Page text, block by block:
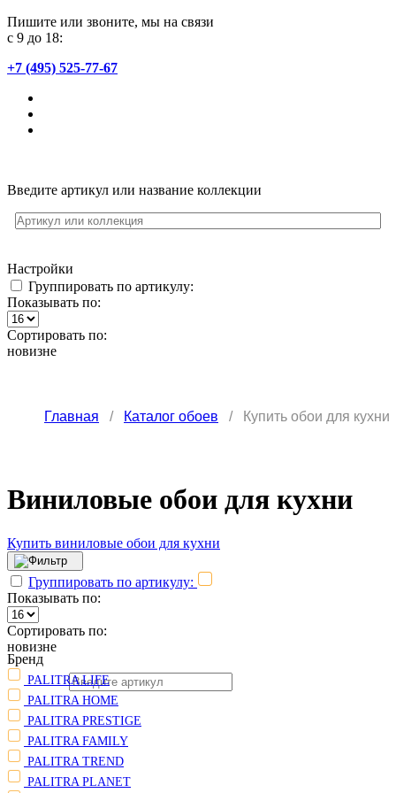
Пишите или звоните, мы на связи
с 9 до 18:
+7 (495) 525-77-67
Введите артикул или название коллекции
Настройки
Группировать по артикулу:
Показывать по:
Сортировать по:
новизне
Главная / Каталог обоев / Купить обои для кухни
Виниловые обои для кухни
Купить виниловые обои для кухни
Группировать по артикулу:
Показывать по:
Сортировать по:
новизне
Бренд
PALITRA LIFE
PALITRA HOME
PALITRA PRESTIGE
PALITRA FAMILY
PALITRA TREND
PALITRA PLANET